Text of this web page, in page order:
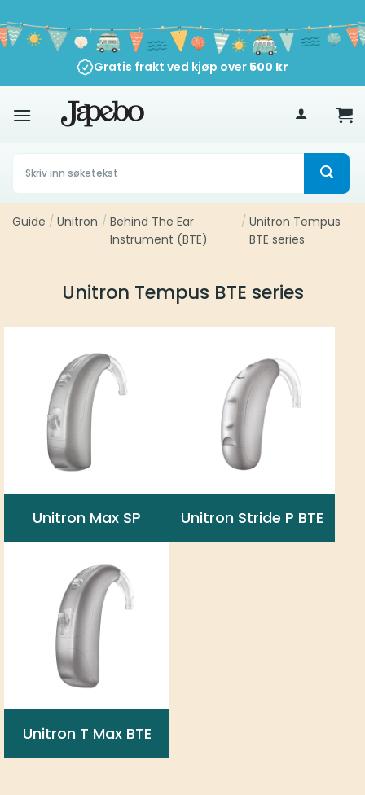
to
content
Gratis frakt ved kjøp over 500 kr
Søk
etter:
Guide / Unitron / Behind The Ear
Instrument (BTE)
/ Unitron Tempus
BTE series
Unitron Tempus BTE series
Unitron Max SP Unitron Stride P BTE
Unitron T Max BTE